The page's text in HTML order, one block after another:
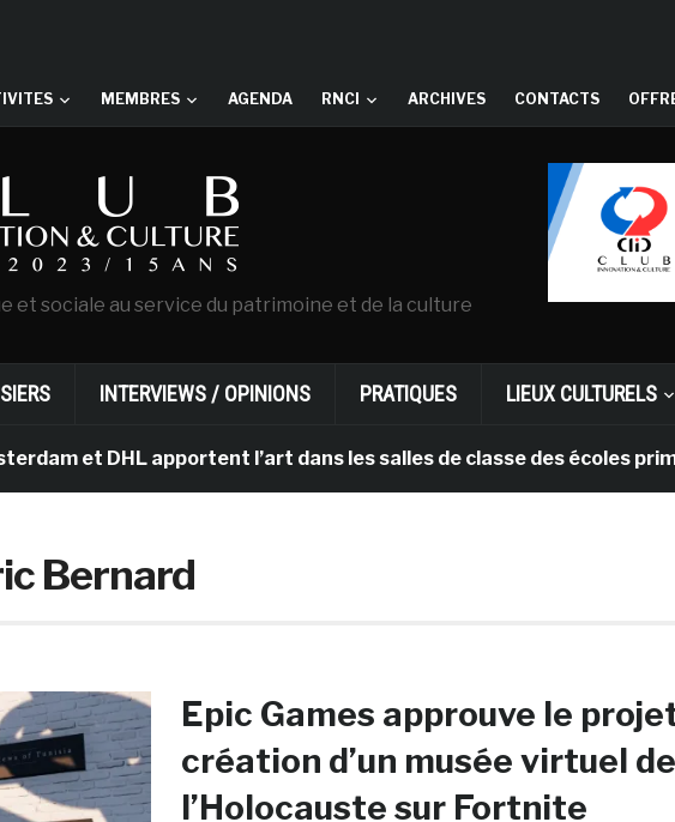
MEMBRES AGENDA RNCI ARCHIVES CONTACTS
et sociale au service du patrimoine et de la culture
INTERVIEWS / OPINIONS PRATIQUES LIEUX CULTURELS
et DHL apportent l’art dans les salles de classe des écoles
Bernard
Epic Games approuve le
création d’un musée virtuel de
l’Holocauste sur Fortnite